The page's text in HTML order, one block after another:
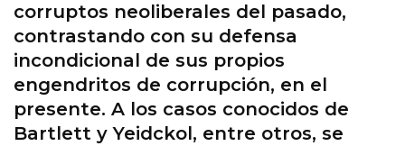
corruptos neoliberales del pasado,
contrastando con su defensa
incondicional de sus propios
engendritos de corrupción, en el
presente. A los casos conocidos de
Bartlett y Yeidckol, entre otros, se